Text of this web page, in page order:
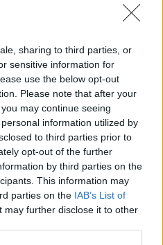
sharing to third parties, or
sensitive information for
use the below opt-out
Please note that after your
may continue seeing
information utilized by
to third parties prior to
opt-out of the further
by third parties on the
This information may
parties on the IAB’s List of
may further disclose it to other
σχολεία της
της
και
Ν. Χαρδαλιάς
ΗΡΑΚΛΕΙΟ
ΙΩΝΙΑΣ ΜΑΛΑΚΑΣΑ
ΝΕΑ
ΧΑΡΔΑΛΙΑΣ ΠΑΙΔΙΚΕΣ
ΑΤΤΙΚΗΣ